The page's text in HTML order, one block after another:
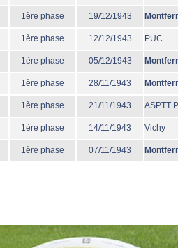
1ère phase 19/12/1943
1ère phase 12/12/1943 PUC
1ère phase 05/12/1943
1ère phase 28/11/1943
1ère phase 21/11/1943 ASPTT
1ère phase 14/11/1943 Vichy
1ère phase 07/11/1943